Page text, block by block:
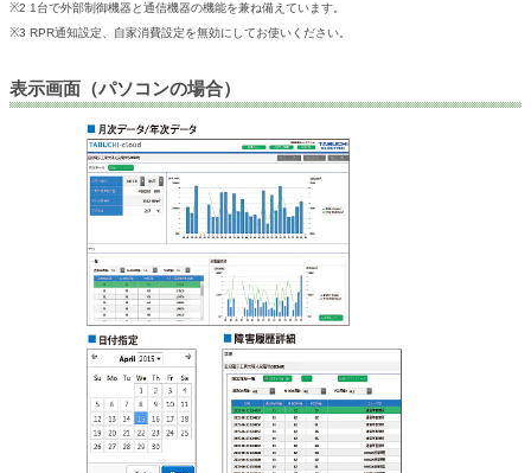
※2 1台で外部制御機器と通信機器の機能を兼ね備えています。
※3 RPR通知設定、自家消費設定を無効にしてお使いください。
表示画面（パソコンの場合）